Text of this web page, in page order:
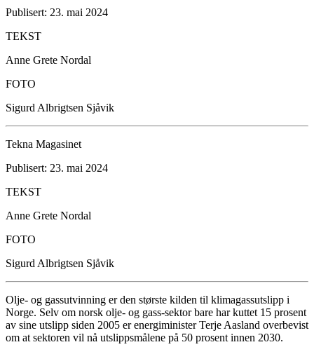
Publisert: 23. mai 2024
TEKST
Anne Grete Nordal
FOTO
Sigurd Albrigtsen Sjåvik
Tekna Magasinet
Publisert: 23. mai 2024
TEKST
Anne Grete Nordal
FOTO
Sigurd Albrigtsen Sjåvik
Olje- og gassutvinning er den største kilden til klimagassutslipp i
Norge. Selv om norsk olje- og gass-sektor bare har kuttet 15 prosent
av sine utslipp siden 2005 er energiminister Terje Aasland overbevist
om at sektoren vil nå utslippsmålene på 50 prosent innen 2030.